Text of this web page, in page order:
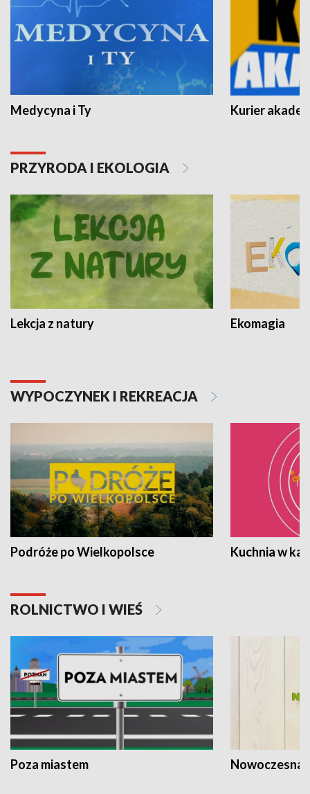
Medycyna i Ty Kurier
PRZYRODA I EKOLOGIA
Lekcja z natury Ekomagia
WYPOCZYNEK I REKREACJA
Podróże po Wielkopolsce Kuchnia w
ROLNICTWO I WIEŚ
Poza miastem Nowoczesna